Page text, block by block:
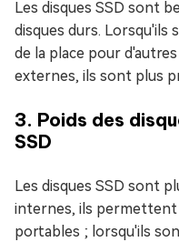
Les disques SSD sont
disques durs. Lorsqu'ils
de la place pour
externes, ils sont plus
3. Poids des
SSD
Les disques SSD sont
internes, ils permettent
portables ; lorsqu'ils